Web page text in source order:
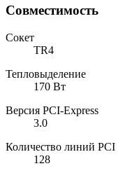
Совместимость
Сокет
TR4
Тепловыделение
170 Вт
Версия PCI-Express
3.0
Количество линий PCI
128